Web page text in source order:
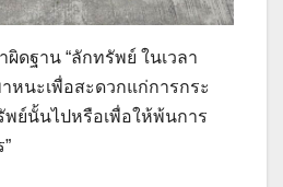
ดฐาน “ลักทรัพย์ ในเวลา
หนะเพื่อสะดวกแก่การกระ
ย์นั้นไปหรือเพื่อให้พ้นการ